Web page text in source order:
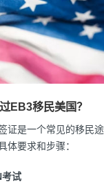
EB3移民美国？
证是一个常见的移民
体要求和步骤：
考试